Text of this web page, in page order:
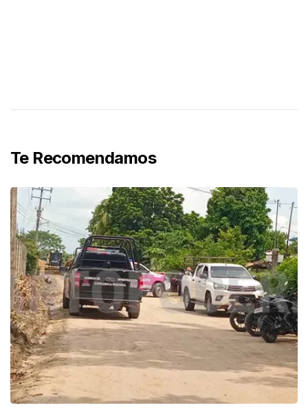
Te Recomendamos